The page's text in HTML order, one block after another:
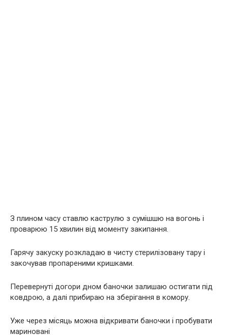
З плином часу ставлю каструлю з сумішшю на вогонь і
проварюю 15 хвилин від моменту закипання.
Гарячу закуску розкладаю в чисту стерилізовану тару і
закочував пропареними кришками.
Перевернуті догори дном баночки залишаю остигати під
ковдрою, а далі прибираю на зберігання в комору.
Уже через місяць можна відкривати баночки і пробувати
мариновані